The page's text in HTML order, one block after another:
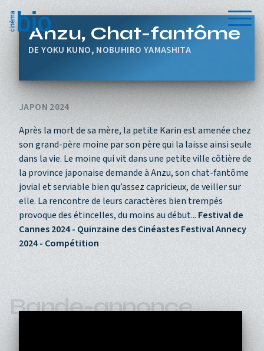
Menu
Anzu, Chat-fantôme
YOKU KUNO, NOBUHIRO YAMASHITA
JAPON 2024
Après la mort de sa mère, la petite Karin est amenée chez
son grand-père moine par son père qui la laisse ainsi seule
dans la vie. Le moine qui vit dans une petite ville côtière de
la province japonaise demande à Anzu, son chat-fantôme
jovial et serviable bien qu’assez capricieux, de veiller sur
elle. La rencontre de leurs caractères bien trempés
provoque des étincelles, du moins au début... Festival de
Cannes 2024 - Quinzaine des CinéastesFestival Annecy
2024 - Compétition
Bande-annonce